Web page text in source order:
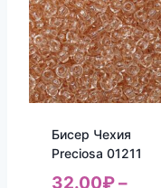
Бисер Чехия
Preciosa 01211
32.00₽–